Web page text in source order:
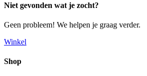
Niet gevonden wat je zocht?
Geen probleem! We helpen je graag verder.
Winkel
Shop